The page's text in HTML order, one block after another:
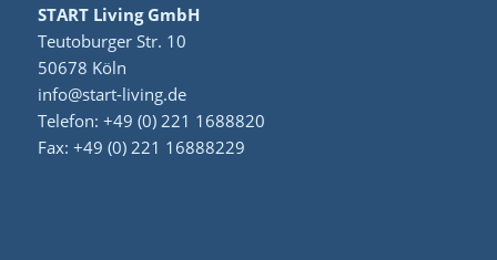
START Living GmbH
Teutoburger Str. 10
50678 Köln
info@start-living.de
Telefon: +49 (0) 221 1688820
Fax: +49 (0) 221 16888229